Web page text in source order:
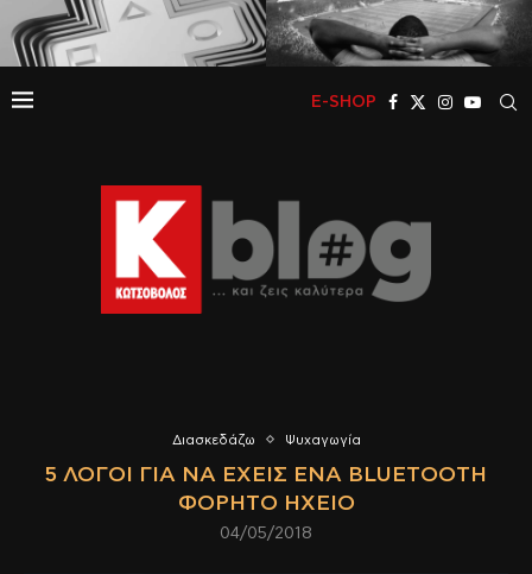
E-SHOP
Διασκεδάζω Ψυχαγωγία
5 ΛΌΓΟΙ ΓΙΑ ΝΑ ΈΧΕΙΣ ΈΝΑ BLUETOOTH
ΦΟΡΗΤΌ ΗΧΕΊΟ
04/05/2018